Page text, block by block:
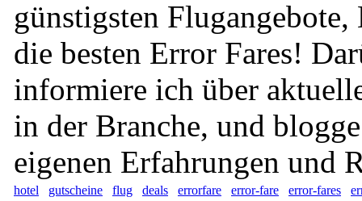
günstigsten
die besten Error Fares!
informiere ich über
in der Branche, und
eigenen Erfahrungen und
hotel gutscheine flug deals errorfare error-fare error-fares